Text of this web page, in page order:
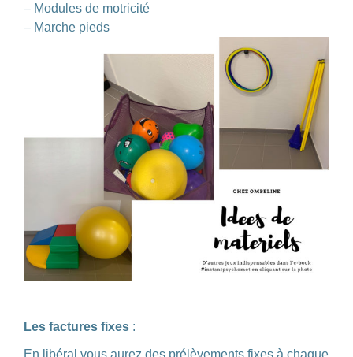
– Modules de motricité
– Marche pieds
Les factures fixes :